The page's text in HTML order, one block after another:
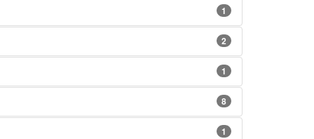
1
2
1
8
1